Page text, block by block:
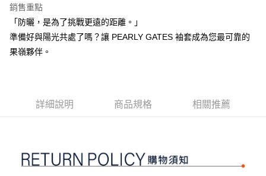
法說明評估內容。
1.分期款項不併入電信帳單，「大哥付你分期」於每月結算日後寄送繳費提
醒簡訊。
2.透過簡訊連結打開帳單後，可選擇「超商條碼／台灣大直營門市／銀行轉
帳／街口支付／iPASS MONEY」等通路繳費。
用戶於交易時，得透過本服務購買商品或服務，並由商店將買賣／分期付款
3.完整用戶服務條款，請詳閱以下連結： https://oppay.tw/userRule
３．安心：先確認商品／服務後，再付款。
【「AFTEE先享後付」結帳流程】
１．於結帳方式選擇「AFTEE先享後付」後，將跳轉至「AFTEE先享後付」
結帳頁面，進行簡訊認證並確認金額後，即可完成結帳。
購買商品的店家。未經商家同意取消之訂單仍視為有效，需透過AFTEE先享
全家取貨付款
付款後全家取貨
7-11取貨付款
銷售重點
「防曬，是為了挑戰更遠的距離。」
準備好與陽光共處了嗎？讓 PEARLY GATES 袖套成為您最可靠的
果嶺夥伴。
詳細說明 商品規格 相關推薦